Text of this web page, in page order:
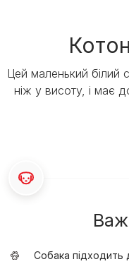
Цей маленький білий
ніж у висоту, і має
Собака підходить